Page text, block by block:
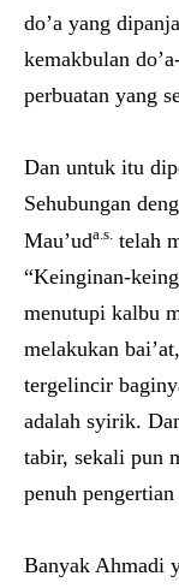
do’a yang
kemakbulan
perbuatan yang
Dan untuk itu
Sehubungan
Mau’uda.s. telah
“Keinginan-
menutupi kalbu
melakukan
tergelincir
adalah syirik.
tabir, sekali pun
penuh
Banyak Ahmadi